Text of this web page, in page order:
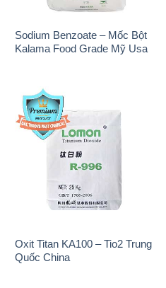
Oxit Titan KA100 – Tio2 Trung